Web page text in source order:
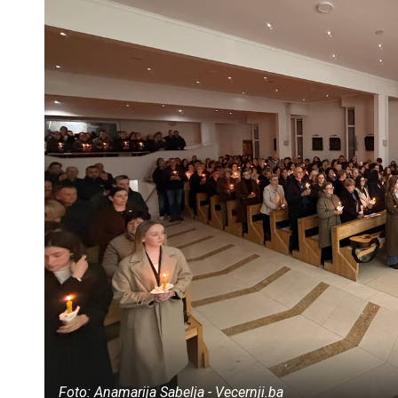
Foto: Anamarija Sabelja - Vecernji.ba